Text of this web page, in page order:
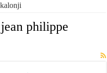
jean philippe